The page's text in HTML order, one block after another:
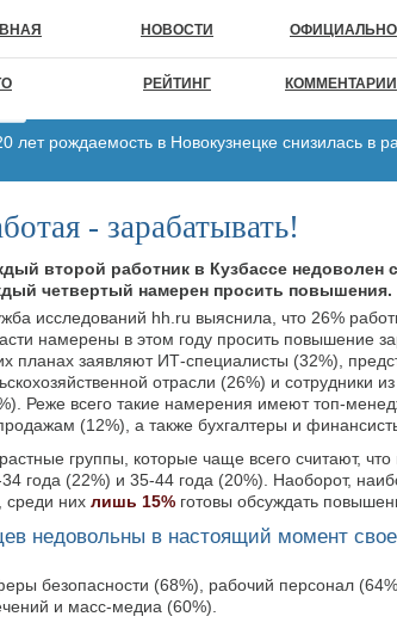
НОВОСТИ ОФИЦИАЛЬНО
РЕЙТИНГ КОММЕНТАРИИ
лет рождаемость в Новокузнецке снизилась в
- зарабатывать!
второй работник в Кузбассе недоволен
четвертый намерен просить повышения.
исследований hh.ru выяснила, что 26%
намерены в этом году просить повышение
планах заявляют ИТ-специалисты (32%),
отрасли (26%) и сотрудники
Реже всего такие намерения имеют топ-
(12%), а также бухгалтеры и
группы, которые чаще всего считают,
года (22%) и 35-44 года (20%). Наоборот,
, среди них лишь 15% готовы обсуждать
недовольны в настоящий момент
безопасности (68%), рабочий персонал
и масс-медиа (60%).